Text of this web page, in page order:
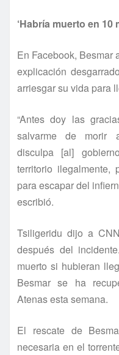
‘Habrí­a muerto en 10
En Facebook, Besmar
explicación
arriesgar su vida para
“Antes doy las
salvarme de morir
disculpa [al]
territorio ilegalmente,
para escapar del
escribió.
Tsiligeridu dijo a
después del
muerto si hubieran
Besmar se ha
Atenas esta semana.
El rescate de
necesaria en el